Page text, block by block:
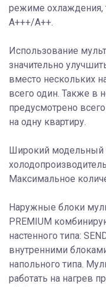
режиме охлаждения,
А+++/A++.
Использование
значительно
вместо нескольких
всего один. Также в
предусмотрено
на одну квартиру.
Широкий модельный
Максимальное
Наружные блоки
PREMIUM
настенного типа:
внутренними
напольного типа.
работать на нагрев